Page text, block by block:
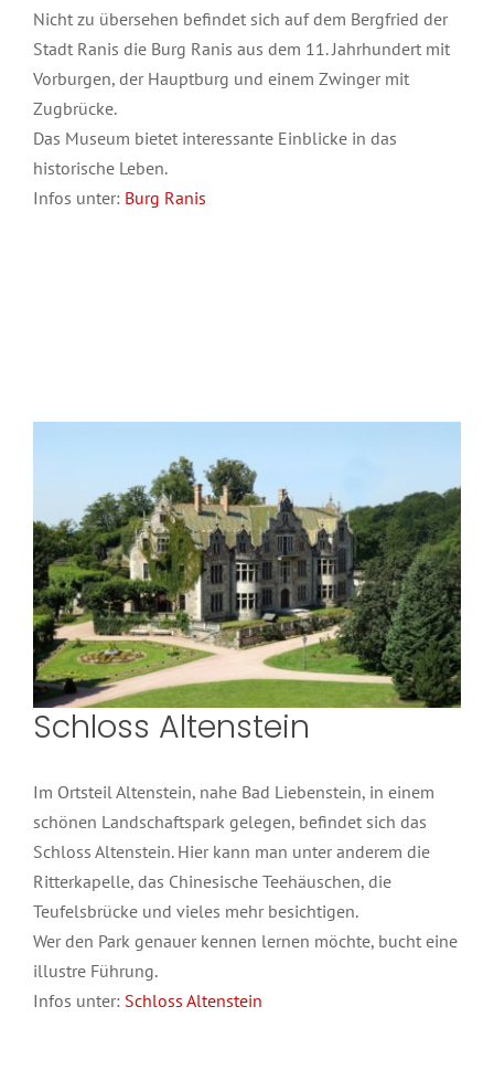
Nicht zu übersehen befindet sich auf dem Bergfried der
Stadt Ranis die Burg Ranis aus dem 11. Jahrhundert mit
Vorburgen, der Hauptburg und einem Zwinger mit
Zugbrücke.
Das Museum bietet interessante Einblicke in das
historische Leben.
Infos unter: Burg Ranis
Schloss Altenstein
Im Ortsteil Altenstein, nahe Bad Liebenstein, in einem
schönen Landschaftspark gelegen, befindet sich das
Schloss Altenstein. Hier kann man unter anderem die
Ritterkapelle, das Chinesische Teehäuschen, die
Teufelsbrücke und vieles mehr besichtigen.
Wer den Park genauer kennen lernen möchte, bucht eine
illustre Führung.
Infos unter: Schloss Altenstein